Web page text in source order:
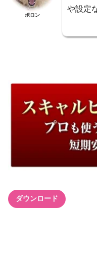
ポロン
や設定
ダウンロード